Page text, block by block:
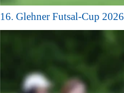
16. Glehner Futsal-Cup 2026